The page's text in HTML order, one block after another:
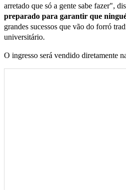
arretado que só a gente sabe fazer",
preparado para garantir que
grandes sucessos que vão do forró
universitário.
O ingresso será vendido diretamente